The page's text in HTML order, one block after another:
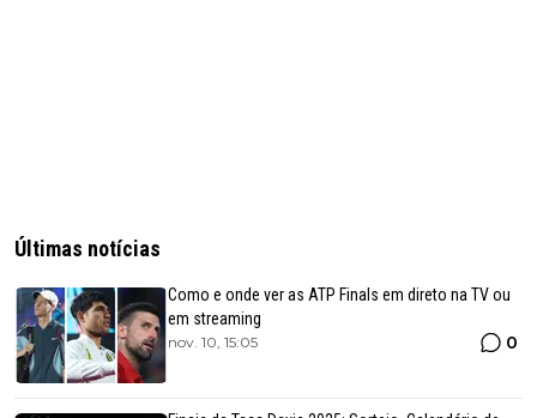
Últimas notícias
Como e onde ver as ATP Finals em direto na TV ou
em streaming
nov. 10, 15:05 0